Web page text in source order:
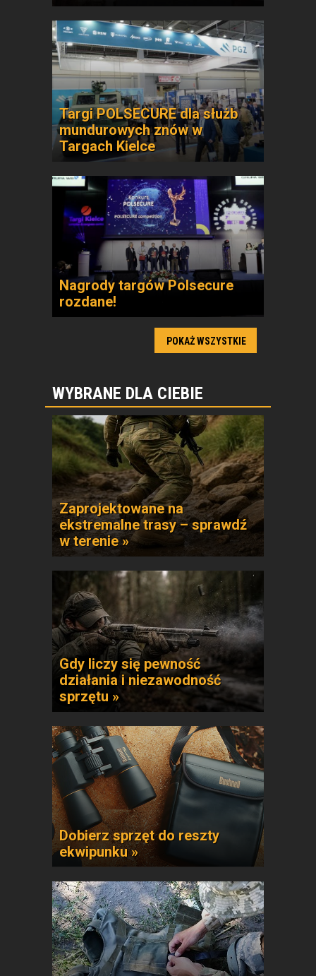
Targi POLSECURE dla służb
mundurowych znów w
Targach Kielce
Nagrody targów Polsecure
rozdane!
POKAŻ WSZYSTKIE
WYBRANE DLA CIEBIE
Zaprojektowane na
ekstremalne trasy – sprawdź
w terenie »
Gdy liczy się pewność
działania i niezawodność
sprzętu »
Dobierz sprzęt do reszty
ekwipunku »